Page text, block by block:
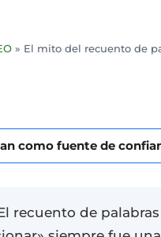
como fuente de
recuento de
» El mito del recuento de